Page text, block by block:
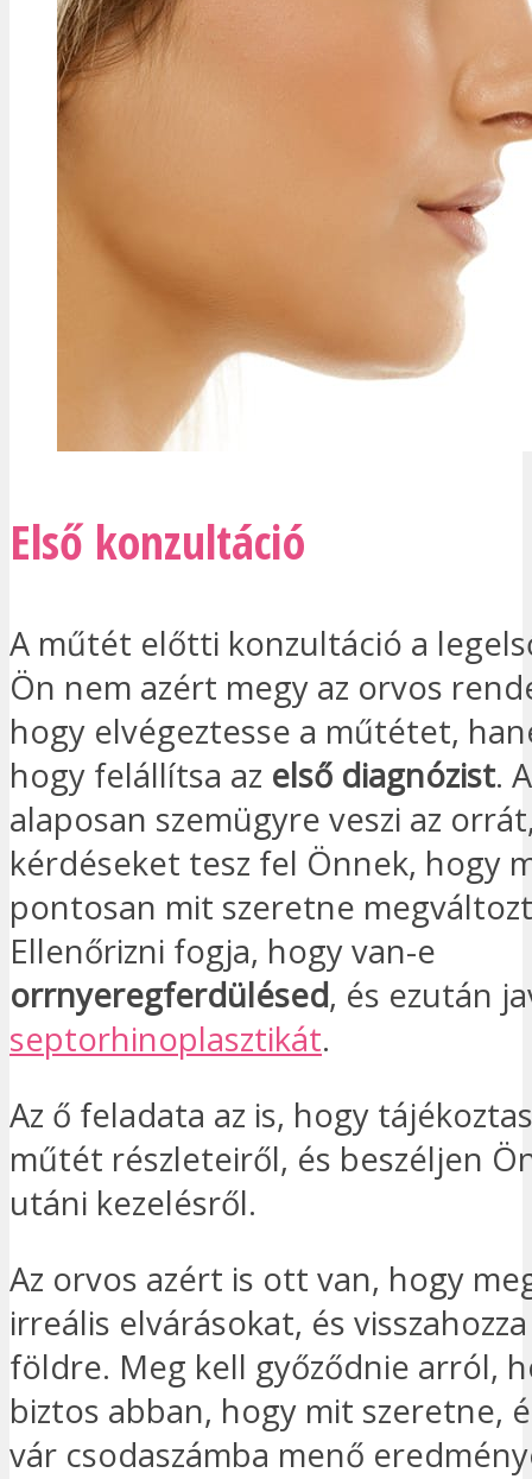
Első konzultáció
A műtét előtti konzultáció a
Ön nem azért megy az orvos
hogy elvégeztesse a műtétet,
hogy felállítsa az első diagnózist.
alaposan szemügyre veszi az
kérdéseket tesz fel Önnek, hogy
pontosan mit szeretne
Ellenőrizni fogja, hogy van-e
orrnyeregferdülésed, és ezután
septorhinoplasztikát.
Az ő feladata az is, hogy
műtét részleteiről, és beszéljen
utáni kezelésről.
Az orvos azért is ott van, hogy
irreális elvárásokat, és
földre. Meg kell győződnie arról,
biztos abban, hogy mit szeretne,
vár csodaszámba menő